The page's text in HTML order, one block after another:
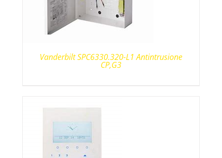
Vanderbilt SPC6330.320-L1 Antintrusione
CP,G3